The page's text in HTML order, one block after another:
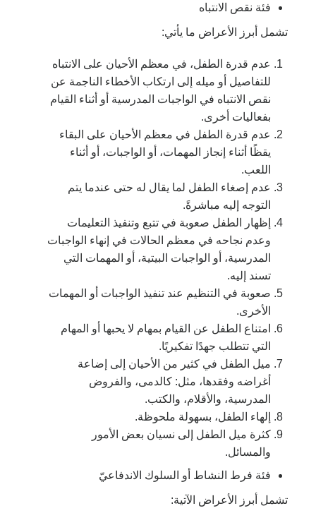
فئة نقص الانتباه
تشمل أبرز الأعراض ما يأتي:
عدم قدرة الطفل، في معظم الأحيان على الانتباه
للتفاصيل أو ميله إلى ارتكاب الأخطاء الناجمة عن
نقص الانتباه في الواجبات المدرسية أو أثناء القيام
بفعاليات أخرى.
عدم قدرة الطفل في معظم الأحيان على البقاء
يقظًا أثناء إنجاز المهمات، أو الواجبات، أو أثناء
اللعب.
عدم إصغاء الطفل لما يقال له حتى عندما يتم
التوجه إليه مباشرةً.
إظهار الطفل صعوبة في تتبع وتنفيذ التعليمات
وعدم نجاحه في معظم الحالات في إنهاء الواجبات
المدرسية، أو الواجبات البيتية، أو المهمات التي
تسند إليه.
صعوبة في التنظيم عند تنفيذ الواجبات أو المهمات
الأخرى.
امتناع الطفل عن القيام بمهام لا يحبها أو المهام
التي تتطلب جهدًا تفكيريًا.
ميل الطفل في كثير من الأحيان إلى إضاعة
أغراضه وفقدها، مثل: كالدمى، والفروض
المدرسية، والأقلام، والكتب.
إلهاء الطفل، بسهولة ملحوظة.
كثرة ميل الطفل إلى نسيان بعض الأمور
والمسائل.
فئة فرط النشاط أو السلوك الاندفاعيّ
تشمل أبرز الأعراض الآتية: